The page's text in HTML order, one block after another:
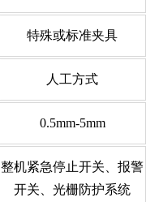
特殊或标准夹具
人工方式
0.5mm-5mm
整机紧急停止开关、报警
开关、光栅防护系统